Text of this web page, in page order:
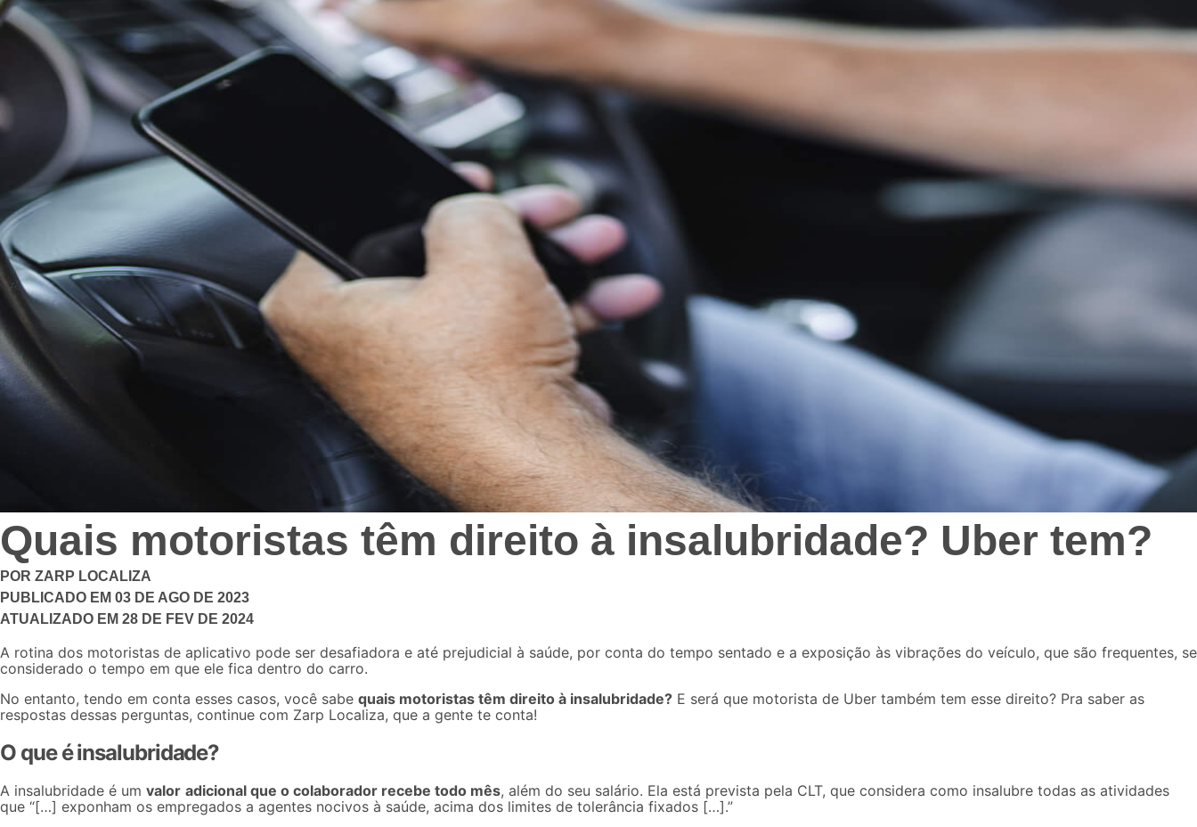
Quais motoristas têm direito à insalubridade? Uber tem?
POR ZARP LOCALIZA
PUBLICADO EM 03 DE AGO DE 2023
ATUALIZADO EM 28 DE FEV DE 2024
A rotina dos motoristas de aplicativo pode ser desafiadora e até prejudicial à saúde, por conta do tempo sentado e a exposição às vibrações do veículo, que são frequentes, se
considerado o tempo em que ele fica dentro do carro.
No entanto, tendo em conta esses casos, você sabe quais motoristas têm direito à insalubridade? E será que motorista de Uber também tem esse direito? Pra saber as
respostas dessas perguntas, continue com Zarp Localiza, que a gente te conta!
O que é insalubridade?
A insalubridade é um valor adicional que o colaborador recebe todo mês, além do seu salário. Ela está prevista pela CLT, que considera como insalubre todas as atividades
que “[…] exponham os empregados a agentes nocivos à saúde, acima dos limites de tolerância fixados […].”